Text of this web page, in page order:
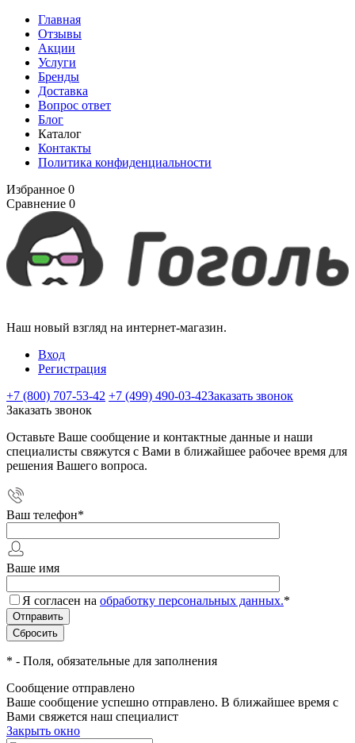
Главная
Отзывы
Акции
Услуги
Бренды
Доставка
Вопрос ответ
Блог
Каталог
Контакты
Политика конфиденциальности
Избранное 0
Сравнение 0
Наш новый взгляд на интернет-магазин.
Вход
Регистрация
+7 (800) 707-53-42 +7 (499) 490-03-42Заказать звонок
Заказать звонок
Оставьте Ваше сообщение и контактные данные и наши
специалисты свяжутся с Вами в ближайшее рабочее время для
решения Вашего вопроса.
Ваш телефон*
Ваше имя
Я согласен на обработку персональных данных.*
* - Поля, обязательные для заполнения
Сообщение отправлено
Ваше сообщение успешно отправлено. В ближайшее время с
Вами свяжется наш специалист
Закрыть окно